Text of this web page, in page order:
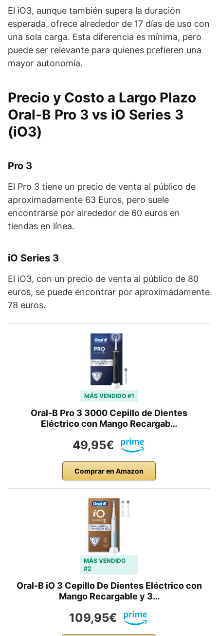
El iO3, aunque también supera la duración
esperada, ofrece alrededor de 17 días de uso con
una sola carga. Esta diferencia es mínima, pero
puede ser relevante para quienes prefieren una
mayor autonomía.
Precio y Costo a Largo Plazo
Oral-B Pro 3 vs iO Series 3
(iO3)
Pro 3
El Pro 3 tiene un precio de venta al público de
aproximadamente 63 Euros, pero suele
encontrarse por alrededor de 60 euros en
tiendas en línea.
iO Series 3
El iO3, con un precio de venta al público de 80
euros, se puede encontrar por aproximadamente
78 euros.
MÁS VENDIDO #1
Oral-B Pro 3 3000 Cepillo de Dientes
Eléctrico con Mango Recargab…
49,95€
Comprar en Amazon
MÁS VENDIDO
#2
Oral-B iO 3 Cepillo De Dientes Eléctrico con
Mango Recargable y 3…
109,95€